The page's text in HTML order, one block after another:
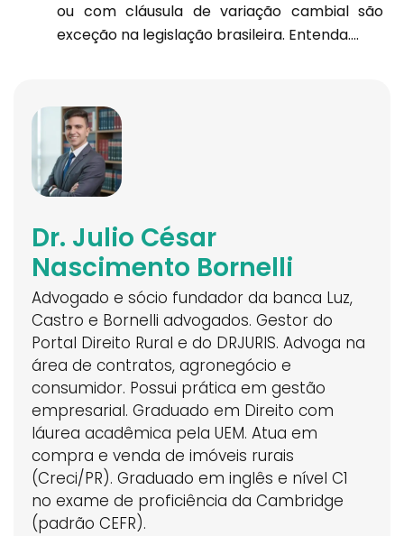
ou com cláusula de variação cambial são
exceção na legislação brasileira. Entenda....
Dr. Julio César
Nascimento Bornelli
Advogado e sócio fundador da banca Luz,
Castro e Bornelli advogados. Gestor do
Portal Direito Rural e do DRJURIS. Advoga na
área de contratos, agronegócio e
consumidor. Possui prática em gestão
empresarial. Graduado em Direito com
láurea acadêmica pela UEM. Atua em
compra e venda de imóveis rurais
(Creci/PR). Graduado em inglês e nível C1
no exame de proficiência da Cambridge
(padrão CEFR).